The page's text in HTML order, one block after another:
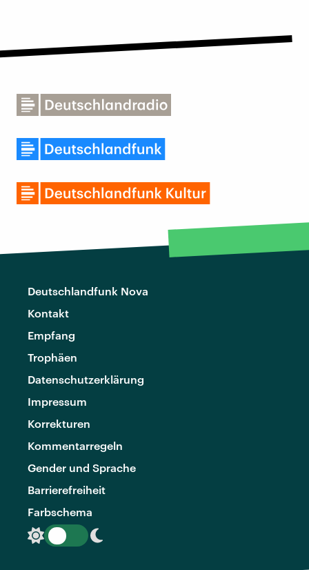
Deutschlandfunk Nova
Kontakt
Empfang
Trophäen
Datenschutzerklärung
Impressum
Korrekturen
Kommentarregeln
Gender und Sprache
Barrierefreiheit
Farbschema